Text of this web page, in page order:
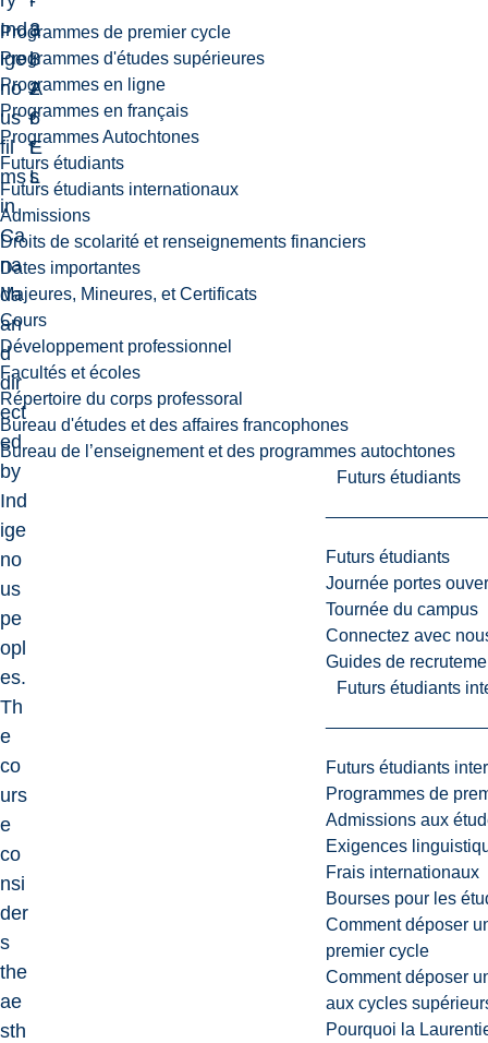
Programmes de premier cycle
Programmes d'études supérieures
Programmes en ligne
Programmes en français
Programmes Autochtones
Futurs étudiants
Futurs étudiants internationaux
Admissions
Droits de scolarité et renseignements financiers
Dates importantes
Majeures, Mineures, et Certificats
Cours
Développement professionnel
Facultés et écoles
Répertoire du corps professoral
Bureau d'études et des affaires francophones
Bureau de l’enseignement et des programmes autochtones
Futurs étudiants
Futurs étudiants
Journée portes
Tournée du campus
Connectez avec
Guides de
Futurs étudiants
Futurs étudiants
Programmes de
Admissions aux
Exigences
Frais internationaux
Bourses pour les
Comment déposer
premier cycle
Comment déposer
aux cycles
Pourquoi la
Ind
ige
no
us
fil
ms
in
Ca
na
da
an
d
dir
ect
ed
by
Ind
ige
no
us
pe
opl
es.
Th
e
co
urs
e
co
nsi
der
s
the
ae
sth
3
8
2
6
E
L
a
l
A
r
t
s